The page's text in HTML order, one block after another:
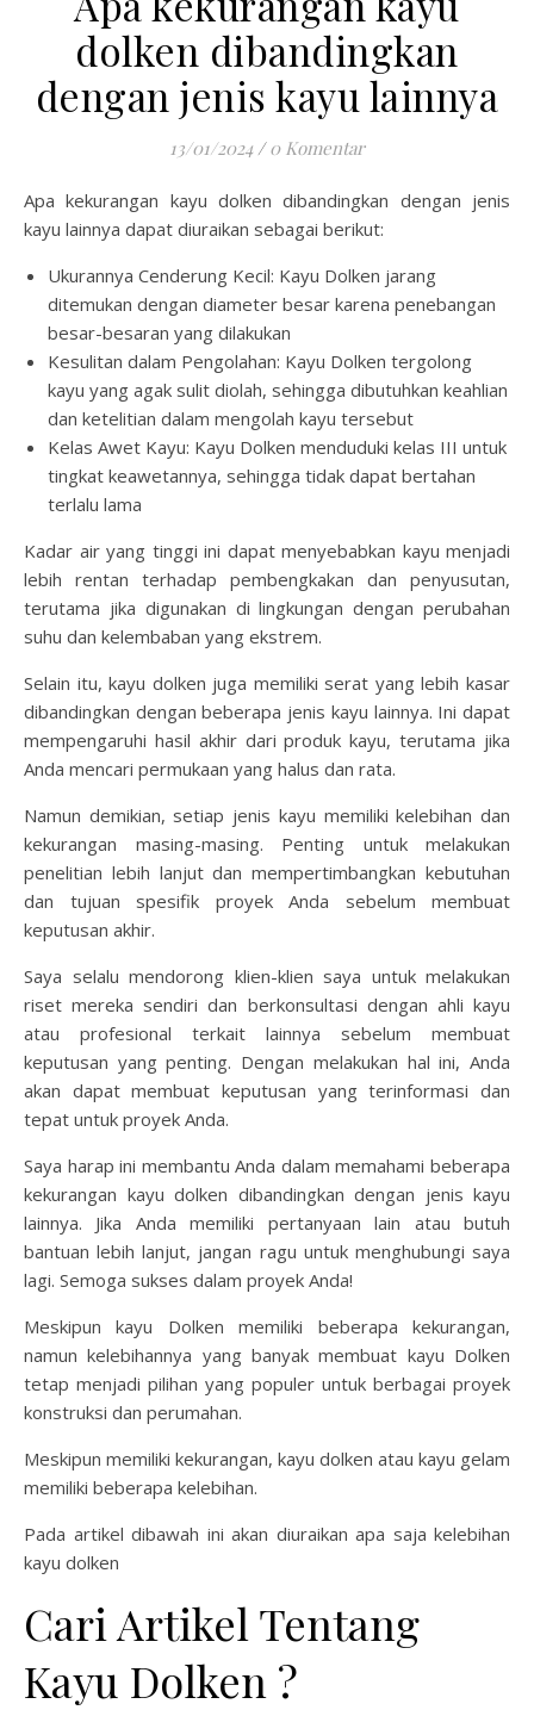
dolken dibandingkan
dengan jenis kayu lainnya
13/01/2024 / 0 Komentar
Apa kekurangan kayu dolken dibandingkan dengan jenis
kayu lainnya dapat diuraikan sebagai berikut:
Ukurannya Cenderung Kecil: Kayu Dolken jarang
ditemukan dengan diameter besar karena penebangan
besar-besaran yang dilakukan
Kesulitan dalam Pengolahan: Kayu Dolken tergolong
kayu yang agak sulit diolah, sehingga dibutuhkan keahlian
dan ketelitian dalam mengolah kayu tersebut
Kelas Awet Kayu: Kayu Dolken menduduki kelas III untuk
tingkat keawetannya, sehingga tidak dapat bertahan
terlalu lama
Kadar air yang tinggi ini dapat menyebabkan kayu menjadi
lebih rentan terhadap pembengkakan dan penyusutan,
terutama jika digunakan di lingkungan dengan perubahan
suhu dan kelembaban yang ekstrem.
Selain itu, kayu dolken juga memiliki serat yang lebih kasar
dibandingkan dengan beberapa jenis kayu lainnya. Ini dapat
mempengaruhi hasil akhir dari produk kayu, terutama jika
Anda mencari permukaan yang halus dan rata.
Namun demikian, setiap jenis kayu memiliki kelebihan dan
kekurangan masing-masing. Penting untuk melakukan
penelitian lebih lanjut dan mempertimbangkan kebutuhan
dan tujuan spesifik proyek Anda sebelum membuat
keputusan akhir.
Saya selalu mendorong klien-klien saya untuk melakukan
riset mereka sendiri dan berkonsultasi dengan ahli kayu
atau profesional terkait lainnya sebelum membuat
keputusan yang penting. Dengan melakukan hal ini, Anda
akan dapat membuat keputusan yang terinformasi dan
tepat untuk proyek Anda.
Saya harap ini membantu Anda dalam memahami beberapa
kekurangan kayu dolken dibandingkan dengan jenis kayu
lainnya. Jika Anda memiliki pertanyaan lain atau butuh
bantuan lebih lanjut, jangan ragu untuk menghubungi saya
lagi. Semoga sukses dalam proyek Anda!
Meskipun kayu Dolken memiliki beberapa kekurangan,
namun kelebihannya yang banyak membuat kayu Dolken
tetap menjadi pilihan yang populer untuk berbagai proyek
konstruksi dan perumahan.
Meskipun memiliki kekurangan, kayu dolken atau kayu gelam
memiliki beberapa kelebihan.
Pada artikel dibawah ini akan diuraikan apa saja kelebihan
kayu dolken
Cari Artikel Tentang
Kayu Dolken ?